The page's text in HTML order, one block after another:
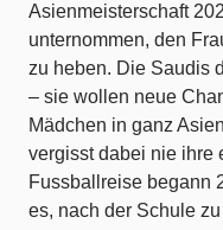
Asienmeisterschaft
unternommen, den
zu heben. Die Saudis
– sie wollen neue
Mädchen in ganz
vergisst dabei nie ihre
Fussballreise begann
es, nach der Schule